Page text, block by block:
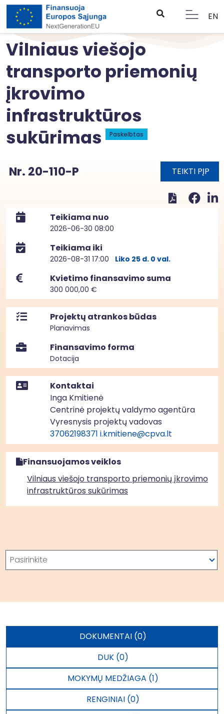
EN
Vilniaus viešojo
transporto priemonių
įkrovimo
infrastruktūros
sukūrimas
Paskelbtas
Nr. 20-110-P TEIKTI PĮP
Teikiama nuo
2026-06-30 08:00
Teikiama iki
2026-08-31 17:00 Liko 25 d. 0 val.
Kvietimo finansavimo suma
300 000,00 €
Projektų atrankos būdas
Planavimas
Finansavimo forma
Dotacija
Kontaktai
Inga Kmitienė
Centrinė projektų valdymo agentūra
Vyresnysis projektų vadovas
37062198371 i.kmitiene@cpva.lt
Finansuojamos veiklos
Vilniaus viešojo transporto priemonių įkrovimo
infrastruktūros sukūrimas
Paieška
Pasirinkite
DOKUMENTAI (0)
DUK (0)
MOKYMŲ MEDŽIAGA (1)
RENGINIAI (0)